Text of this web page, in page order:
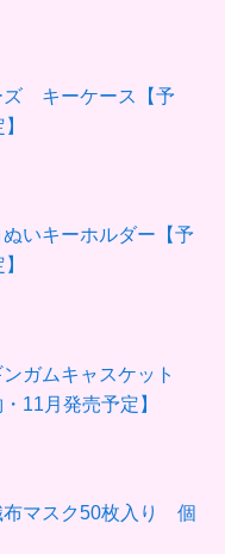
ズ キーケース【予
いキーホルダー【予
ンガムキャスケット
11月発売予定】
布マスク50枚入り 個